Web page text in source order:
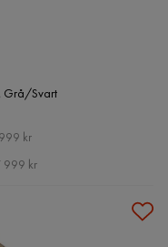
Grå/Svart
kr
999 kr